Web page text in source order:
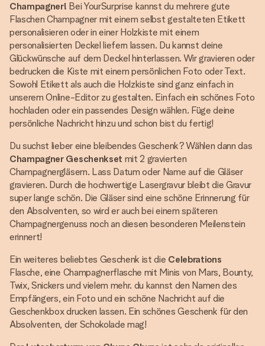
Champagner! Bei YourSurprise kannst du mehrere gute
Flaschen Champagner mit einem selbst gestalteten Etikett
personalisieren oder in einer Holzkiste mit einem
personalisierten Deckel liefern lassen. Du kannst deine
Glückwünsche auf dem Deckel hinterlassen. Wir gravieren oder
bedrucken die Kiste mit einem persönlichen Foto oder Text.
Sowohl Etikett als auch die Holzkiste sind ganz einfach in
unserem Online-Editor zu gestalten. Einfach ein schönes Foto
hochladen oder ein passendes Design wählen. Füge deine
persönliche Nachricht hinzu und schon bist du fertig!
Du suchst lieber eine bleibendes Geschenk? Wählen dann das
Champagner Geschenkset mit 2 gravierten
Champagnergläsern. Lass Datum oder Name auf die Gläser
gravieren. Durch die hochwertige Lasergravur bleibt die Gravur
super lange schön. Die Gläser sind eine schöne Erinnerung für
den Absolventen, so wird er auch bei einem späteren
Champagnergenuss noch an diesen besonderen Meilenstein
erinnert!
Ein weiteres beliebtes Geschenk ist die Celebrations
Flasche, eine Champagnerflasche mit Minis von Mars, Bounty,
Twix, Snickers und vielem mehr. du kannst den Namen des
Empfängers, ein Foto und ein schöne Nachricht auf die
Geschenkbox drucken lassen. Ein schönes Geschenk für den
Absolventen, der Schokolade mag!